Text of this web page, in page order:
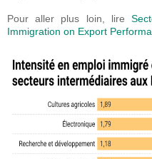
Pour aller plus loin, lire
Immigration on Export